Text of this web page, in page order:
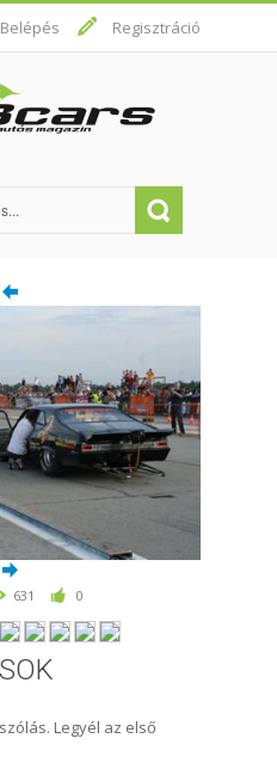
Belépés Regisztráció
631 0
Legyél az első